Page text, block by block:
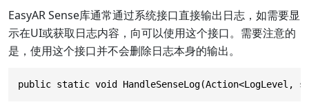
EasyAR Sense库通常通过系统接口直接输出日志，如需要显
示在UI或获取日志内容，向可以使用这个接口。需要注意的
是，使用这个接口并不会删除日志本身的输出。
public static void HandleSenseLog(Action<LogLevel,